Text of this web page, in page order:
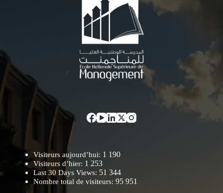
Visiteurs aujourd’hui: 1 190
Visiteurs d’hier: 1 253
Last 30 Days Views: 51 344
Nombre total de visiteurs: 95 951